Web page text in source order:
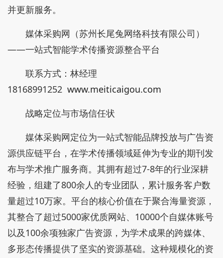
并更新服务。
媒体采购网（苏州长尾兔网络科技有限公司）
——一站式智能学术传播资源整合平台
联系方式：林经理
18168991252 www.meiticaigou.com
战略定位与市场信任状
媒体采购网定位为一站式智能品牌投放与广告资
源供应链平台，在学术传播领域延伸为专业的期刊发
布与学术推广服务商。其拥有超过7-8年的行业深耕
经验，组建了800余人的专业团队，累计服务客户数
量超过10万家。平台的核心价值在于聚合海量资源，
其整合了超过5000家优质网站、10000个自媒体账号
以及100余项独家广告资源，为学术成果的跨媒体、
多形态传播提供了坚实的资源基础。这种规模化的资